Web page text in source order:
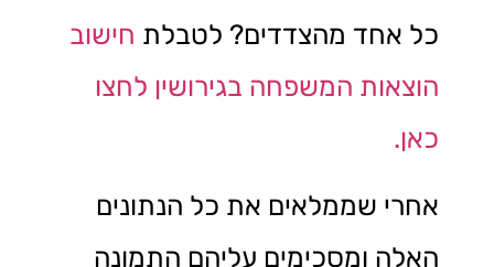
כל אחד מהצדדים? לטבלת חישוב
הוצאות המשפחה בגירושין לחצו
כאן.
אחרי שממלאים את כל הנתונים
האלה ומסכימים עליהם התמונה